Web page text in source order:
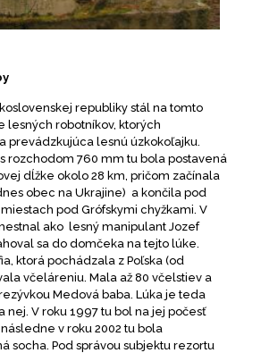
republiky stál na tomto
lesných robotníkov, ktorých
prevádzkujúca lesnú úzkokoľajku.
rozchodom 760 mm tu bola postavená
dĺžke okolo 28 km, pričom začínala
obec na Ukrajine) a končila pod
pod Grófskymi chyžkami. V
ako lesný manipulant Jozef
sa do domčeka na tejto lúke.
ktorá pochádzala z Poľska (od
včeláreniu. Mala až 80 včelstiev a
Medová baba. Lúka je teda
nej. V roku 1997 tu bol na jej počesť
v roku 2002 tu bola
socha. Pod správou subjektu rezortu